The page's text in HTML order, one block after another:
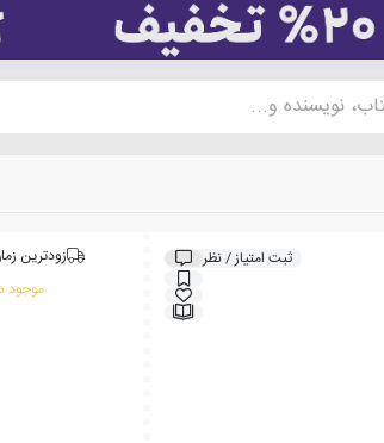
نویسنده و...
ثبت امتیاز / نظر زودترین
موجود